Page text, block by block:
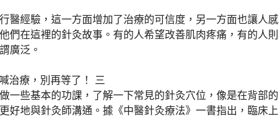
醫經驗，這一方面增加了治療的可信度，另一方面也讓人感
們在這裡的針灸故事。有的人希望改善肌肉疼痛，有的人則
廣泛。
一些基本的功課，了解一下常見的針灸穴位，像是在背部的
好地與針灸師溝通。據《中醫針灸療法》一書指出，臨床上